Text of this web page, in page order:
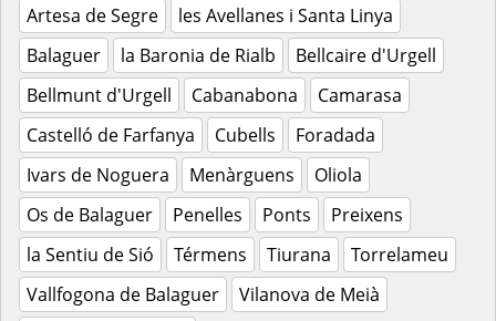
Artesa de Segre
les Avellanes i Santa Linya
Balaguer
la Baronia de Rialb
Bellcaire d'Urgell
Bellmunt d'Urgell
Cabanabona
Camarasa
Castelló de Farfanya
Cubells
Foradada
Ivars de Noguera
Menàrguens
Oliola
Os de Balaguer
Penelles Ponts
Preixens
la Sentiu de Sió
Térmens Tiurana
Torrelameu
Vallfogona de Balaguer
Vilanova de Meià